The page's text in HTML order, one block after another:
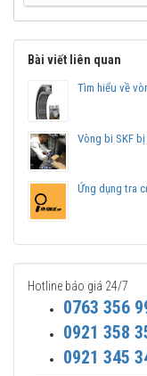
Bài viết liên quan
Tìm hiểu về
Vòng bi SKF
Ứng dụng tra
Hotline báo giá 24/7
0763 356
0921 358
0921 345